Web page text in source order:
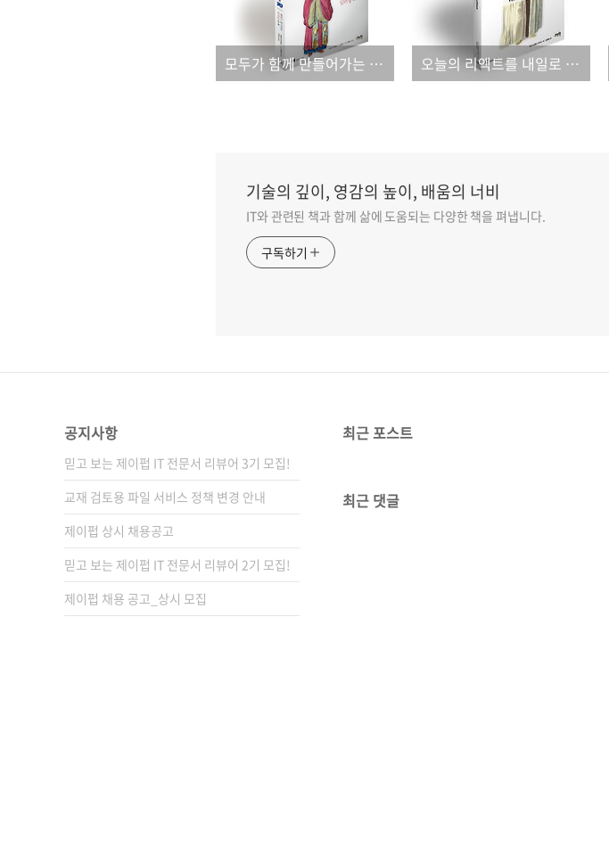
모두가 함께 만들어가는 케라스 딥러닝 나라! 오늘의 리액트를 내일로 미루지 마세요!
기술의 깊이, 영감의 높이, 배움의 너비
IT와 관련된 책과 함께 삶에 도움되는 다양한 책을 펴냅니다.
구독하기
공지사항
믿고 보는 제이펍 IT 전문서 리뷰어 3기 모집!
교재 검토용 파일 서비스 정책 변경 안내
제이펍 상시 채용공고
믿고 보는 제이펍 IT 전문서 리뷰어 2기 모집!
제이펍 채용 공고_상시 모집
최근 포스트
최근 댓글